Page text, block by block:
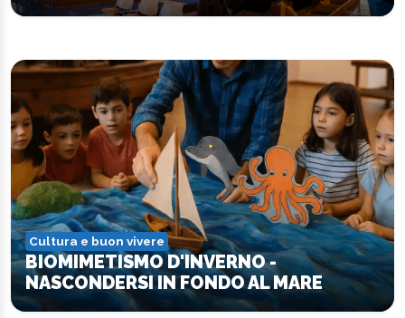
Cultura e buon vivere
BIOMIMETISMO D'INVERNO -
NASCONDERSI IN FONDO AL MARE